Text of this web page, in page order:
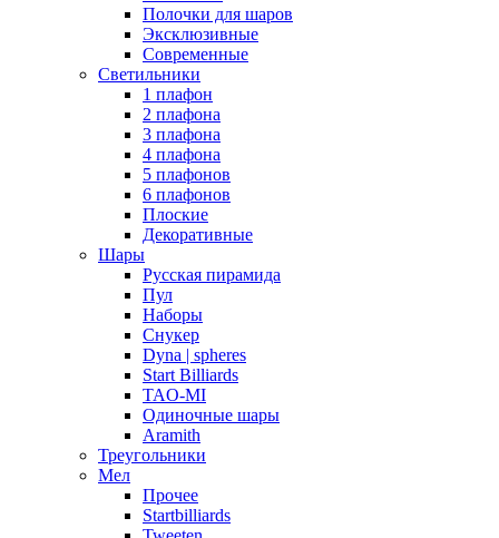
Полочки для шаров
Эксклюзивные
Современные
Светильники
1 плафон
2 плафона
3 плафона
4 плафона
5 плафонов
6 плафонов
Плоские
Декоративные
Шары
Русская пирамида
Пул
Наборы
Снукер
Dyna | spheres
Start Billiards
TAO-MI
Одиночные шары
Aramith
Треугольники
Мел
Прочее
Startbilliards